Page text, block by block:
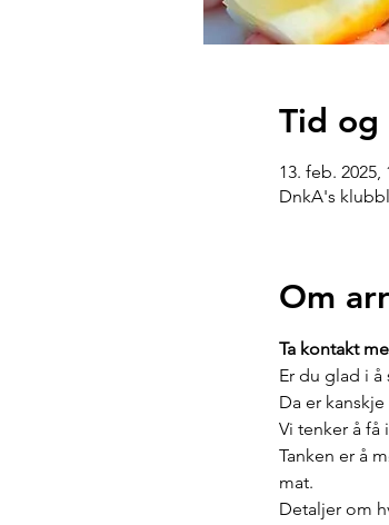
Tid og
13. feb. 2025,
DnkA's
Om
Ta kontakt
Er du glad i
Da er
Vi tenker å
Tanken er å
mat.
Detaljer om